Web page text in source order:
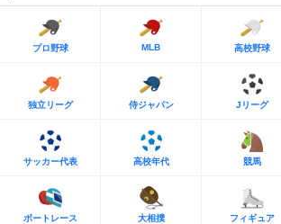
プロ野球 MLB 高校野球
独立リーグ 侍ジャパン Jリーグ
サッカー代表 高校年代 競馬
ボートレース 大相撲 フィギュア